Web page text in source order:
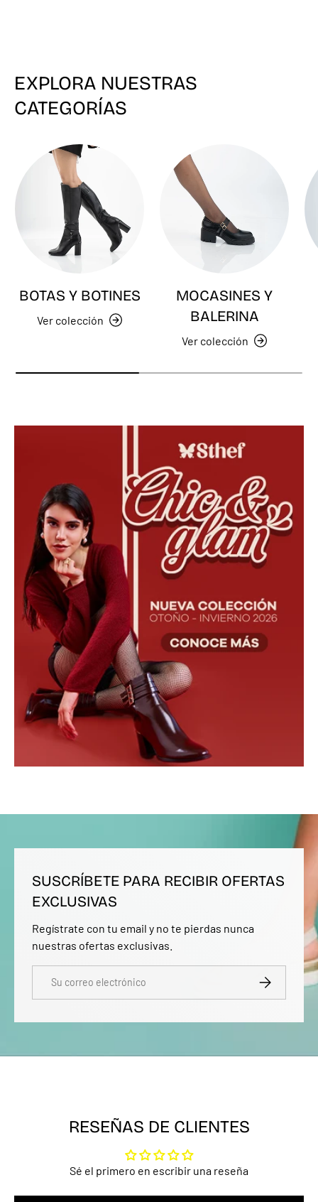
EXPLORA NUESTRAS
CATEGORÍAS
BOTAS Y BOTINES
Ver colección
MOCASINES Y
BALERINA
Ver colección
SUSCRÍBETE PARA RECIBIR OFERTAS
EXCLUSIVAS
Regístrate con tu email y no te pierdas nunca
nuestras ofertas exclusivas.
SUSCRIBIRSE
RESEÑAS DE CLIENTES
Sé el primero en escribir una reseña